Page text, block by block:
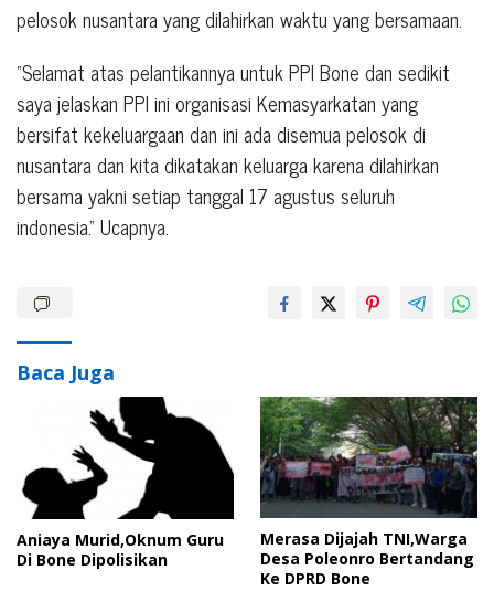
pelosok nusantara yang dilahirkan waktu yang bersamaan.
“Selamat atas pelantikannya untuk PPI Bone dan sedikit
saya jelaskan PPI ini organisasi Kemasyarkatan yang
bersifat kekeluargaan dan ini ada disemua pelosok di
nusantara dan kita dikatakan keluarga karena dilahirkan
bersama yakni setiap tanggal 17 agustus seluruh
indonesia.” Ucapnya.
Baca Juga
Aniaya Murid,Oknum Guru
Di Bone Dipolisikan
Merasa Dijajah TNI,Warga
Desa Poleonro Bertandang
Ke DPRD Bone